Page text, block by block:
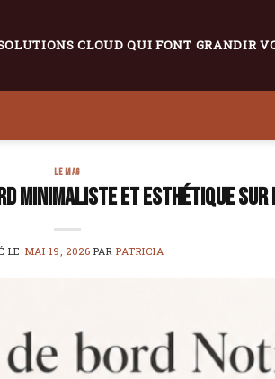
CLOUD QUI FONT GRANDIR
LE MAG
minimaliste et esthétique sur
LE MAI 19, 2026 PARPATRICIA